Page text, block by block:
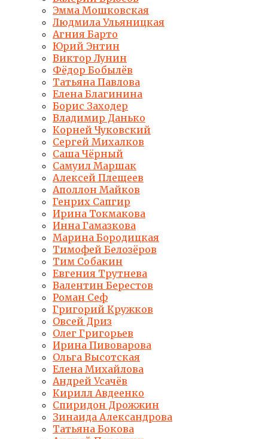
Эмма Мошковская
Людмила Ульяницкая
Агния Барто
Юрий Энтин
Виктор Лунин
Фёдор Бобылёв
Татьяна Павлова
Елена Благинина
Борис Заходер
Владимир Данько
Корней Чуковский
Сергей Михалков
Саша Чёрный
Самуил Маршак
Алексей Плещеев
Аполлон Майков
Генрих Сапгир
Ирина Токмакова
Инна Гамазкова
Марина Бородицкая
Тимофей Белозёров
Тим Собакин
Евгения Трутнева
Валентин Берестов
Роман Сеф
Григорий Кружков
Овсей Дриз
Олег Григорьев
Ирина Пивоварова
Ольга Высотская
Елена Михайлова
Андрей Усачёв
Кирилл Авдеенко
Спиридон Дрожжин
Зинаида Александрова
Татьяна Бокова